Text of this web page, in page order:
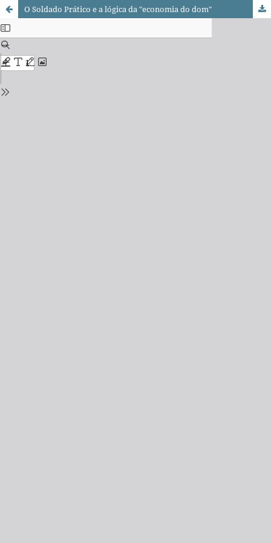
O Soldado Prático e a lógica da "economia do dom"